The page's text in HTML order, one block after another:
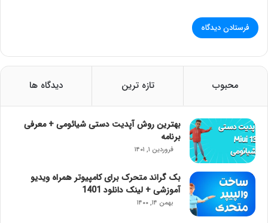
محبوب تازه ترین دیدگاه ها
بهترین روش آپدیت دستی شیائومی + معرفی
برنامه
فروردین ۱, ۱۴۰۱
بک گراند متحرک برای کامپیوتر همراه ویدیو
آموزشی + لینک دانلود 1401
بهمن ۱۴, ۱۴۰۰